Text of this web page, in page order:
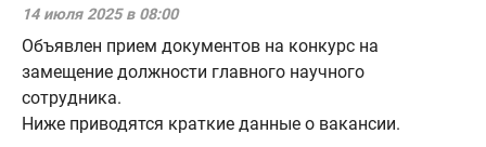
14 июля 2025 в 08:00
Объявлен прием документов на конкурс на
замещение должности главного научного
сотрудника.
Ниже приводятся краткие данные о вакансии.